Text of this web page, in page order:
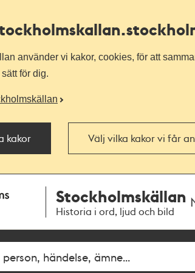
använder vi kakor, cookies, för att
för dig.
kakor Välj vilka kakor vi får
Stockholmskällan
Historia i ord, ljud och bild